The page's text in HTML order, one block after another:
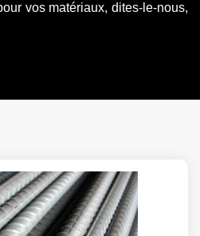
vos matériaux, dites-le-nous,